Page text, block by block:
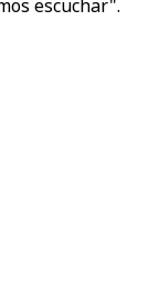
escuchar".